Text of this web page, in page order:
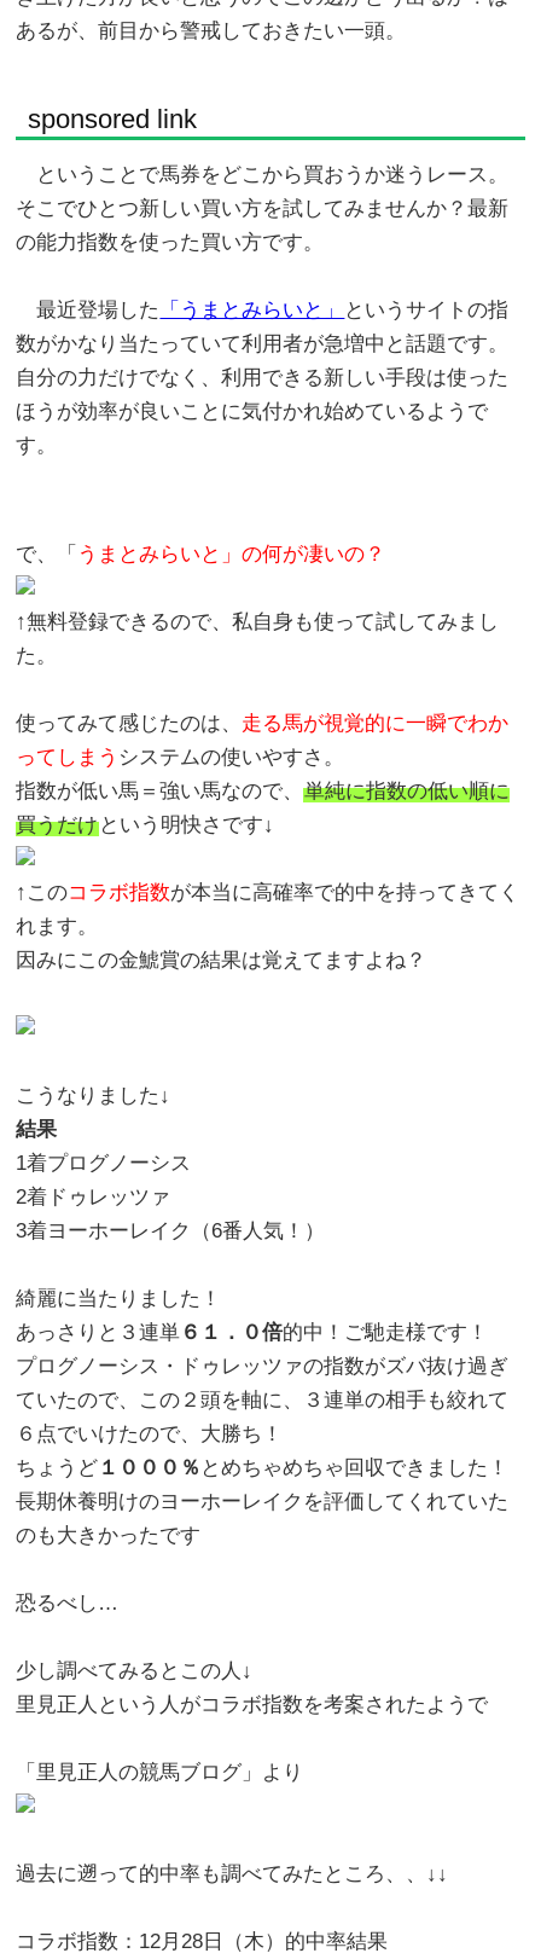
あるが、前目から警戒しておきたい一頭。
sponsored link
ということで馬券をどこから買おうか迷うレース。
そこでひとつ新しい買い方を試してみませんか？最新
の能力指数を使った買い方です。
最近登場した 「うまとみらいと」
というサイトの指
数がかなり当たっていて利用者が急増中と話題です。
自分の力だけでなく、利用できる新しい手段は使った
ほうが効率が良いことに気付かれ始めているようで
す。
で、「 うまとみらいと」の何が凄いの？
↑無料登録できるので、私自身も使って試してみまし
た。
使ってみて感じたのは、 走る馬が視覚的に一瞬でわか
ってしまう システムの使いやすさ。
指数が低い馬＝強い馬なので、単純に指数の低い順に
買うだけという明快さです↓
↑このコラボ指数が本当に高確率で的中を持ってきてく
れます。
因みにこの金鯱賞の結果は覚えてますよね？
こうなりました↓
結果
1着プログノーシス
2着ドゥレッツァ
3着ヨーホーレイク（6番人気！）
綺麗に当たりました！
あっさりと３連単 ６１．０倍的中！ご馳走様です！
プログノーシス・ドゥレッツァの指数がズバ抜け過ぎ
ていたので、この２頭を軸に、３連単の相手も絞れて
６点でいけたので、大勝ち！
ちょうど １０００％ とめちゃめちゃ回収できました！
長期休養明けのヨーホーレイクを評価してくれていた
のも大きかったです
恐るべし…
少し調べてみるとこの人↓
里見正人という人がコラボ指数を考案されたようで
「里見正人の競馬ブログ」より
過去に遡って的中率も調べてみたところ、、↓↓
コラボ指数：12月28日（木）的中率結果